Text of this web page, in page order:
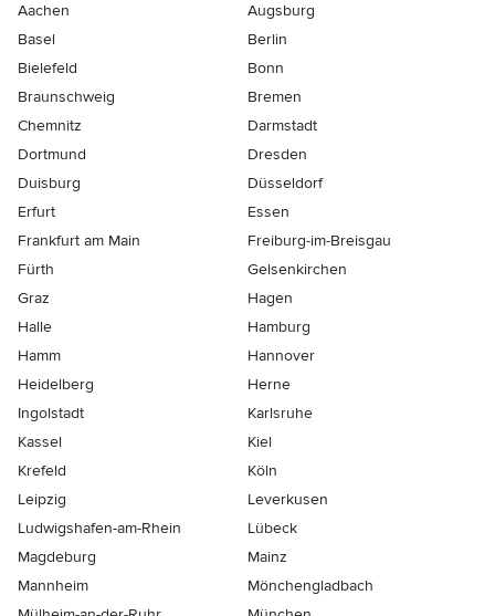
Aachen
Augsburg
Basel
Berlin
Bielefeld
Bonn
Braunschweig
Bremen
Chemnitz
Darmstadt
Dortmund
Dresden
Duisburg
Düsseldorf
Erfurt
Essen
Frankfurt am Main
Freiburg-im-Breisgau
Fürth
Gelsenkirchen
Graz
Hagen
Halle
Hamburg
Hamm
Hannover
Heidelberg
Herne
Ingolstadt
Karlsruhe
Kassel
Kiel
Krefeld
Köln
Leipzig
Leverkusen
Ludwigshafen-am-Rhein
Lübeck
Magdeburg
Mainz
Mannheim
Mönchen­gladbach